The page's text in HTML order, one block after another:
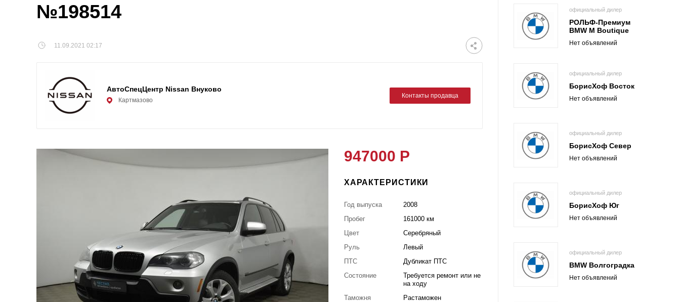
№198514
11.09.2021 02:17
АвтоСпецЦентр Nissan Внуково
Картмазово
Контакты продавца
947000 Р
ХАРАКТЕРИСТИКИ
Год выпуска
2008
Пробег
161000 км
Цвет
Серебряный
Руль
Левый
ПТС
Дубликат ПТС
Состояние
Требуется ремонт или не
на ходу
Таможня
Растаможен
официальный дилер
РОЛЬФ-Премиум
BMW M Boutique
Нет объявлений
официальный дилер
БорисХоф Восток
Нет объявлений
официальный дилер
БорисХоф Север
Нет объявлений
официальный дилер
БорисХоф Юг
Нет объявлений
официальный дилер
BMW Волгоградка
Нет объявлений